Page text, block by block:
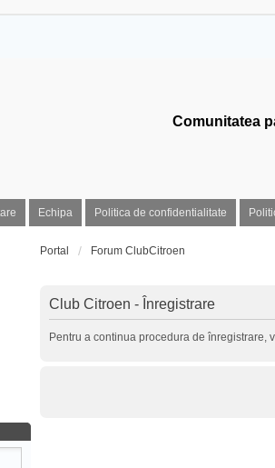
Echipa Politica de confidentialitate
Comunitatea
Portal Forum ClubCitroen
Club Citroen - Înregistrare
Pentru a continua procedura de înregistrare,